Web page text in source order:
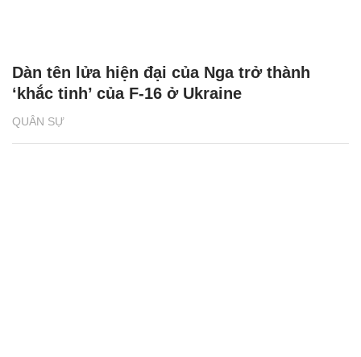
QUÂN SỰ
Dàn tên lửa hiện đại của Nga trở thành
‘khắc tinh’ của F-16 ở Ukraine